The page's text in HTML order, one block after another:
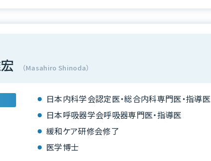
（Masahiro Shinoda）
日本内科学会認定医・総合内科専門医・指導医
日本呼吸器学会呼吸器専門医・指導医
緩和ケア研修会修了
医学博士